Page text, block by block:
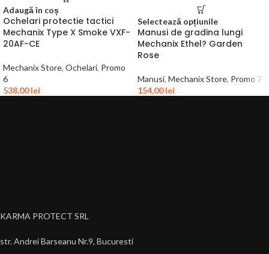
Adaugă în coș
Ochelari protectie tactici
Mechanix Type X Smoke VXF-
20AF-CE
Mechanix Store, Ochelari, Promo
6
538,00lei
Selectează opțiunile
Manusi de gradina lungi
Mechanix Ethel? Garden
Rose
Manusi, Mechanix Store, Promo 7
154,00lei
KARMA PROTECT SRL
str. Andrei Barseanu Nr.9, Bucuresti